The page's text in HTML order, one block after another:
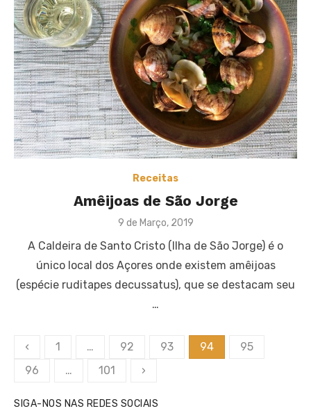
Receitas
Amêijoas de São Jorge
Posted
9 de Março, 2019
A Caldeira de Santo Cristo (Ilha de São Jorge) é o
único local dos Açores onde existem amêijoas
(espécie ruditapes decussatus), que se destacam seu
…
Paginação
dos
‹ 1 … 92 93 94
95
96
… 101 ›
SIGA-NOS NAS REDES SOCIAIS